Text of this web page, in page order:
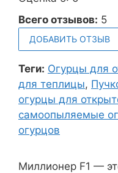
Всего отзывов: 5
ДОБАВИТЬ ОТЗЫВ
Теги: Огурцы для
для теплицы,
огурцы для
самоопыляемые
огурцов
Миллионер F1 —